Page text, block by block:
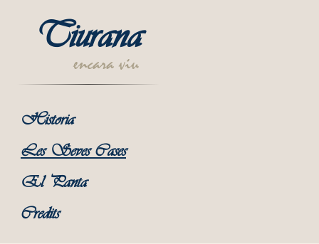
Tiurana
encara viu
Historia
Les Seves Cases
El Panta
Credits